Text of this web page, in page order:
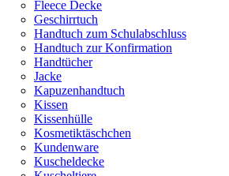
Fleece Decke
Geschirrtuch
Handtuch zum Schulabschluss
Handtuch zur Konfirmation
Handtücher
Jacke
Kapuzenhandtuch
Kissen
Kissenhülle
Kosmetiktäschchen
Kundenware
Kuscheldecke